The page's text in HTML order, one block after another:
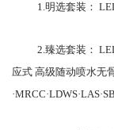
1.明选套装：
2.臻选套装：
应式 高级随动喷水无